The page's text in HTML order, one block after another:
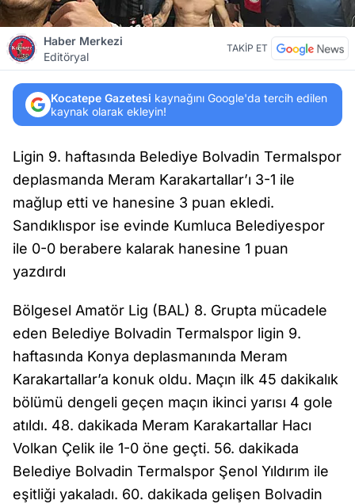
Haber Merkezi
Editöryal
TAKİP ET
Kocatepe Gazetesi kaynağını Google'da tercih edilen
kaynak olarak ekleyin!
Ligin 9. haftasında Belediye Bolvadin Termalspor
deplasmanda Meram Karakartallar’ı 3-1 ile
mağlup etti ve hanesine 3 puan ekledi.
Sandıklıspor ise evinde Kumluca Belediyespor
ile 0-0 berabere kalarak hanesine 1 puan
yazdırdı
Bölgesel Amatör Lig (BAL) 8. Grupta mücadele
eden Belediye Bolvadin Termalspor ligin 9.
haftasında Konya deplasmanında Meram
Karakartallar’a konuk oldu. Maçın ilk 45 dakikalık
bölümü dengeli geçen maçın ikinci yarısı 4 gole
atıldı. 48. dakikada Meram Karakartallar Hacı
Volkan Çelik ile 1-0 öne geçti. 56. dakikada
Belediye Bolvadin Termalspor Şenol Yıldırım ile
eşitliği yakaladı. 60. dakikada gelişen Bolvadin